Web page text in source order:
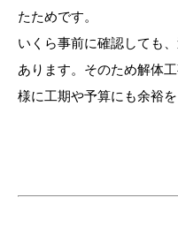
たためです。
いくら事前に確認しても
あります。そのため解体
様に工期や予算にも余裕